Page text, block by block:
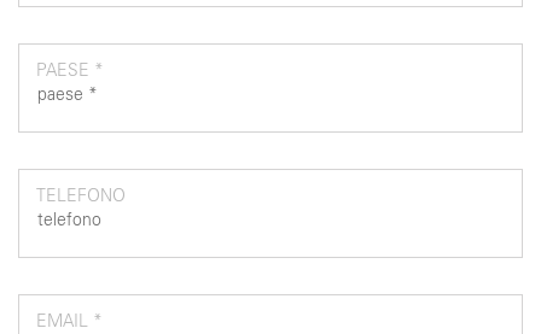
PAESE *
TELEFONO
EMAIL *